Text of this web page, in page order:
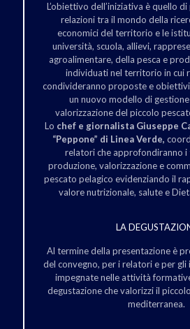
L’obiettivo dell’iniziativa è quello
relazioni tra il mondo della
economici del territorio e le
università, scuola, allievi,
agroalimentare, della pesca e
individuati nel territorio in cui
condivideranno proposte e
un nuovo modello di
valorizzazione del piccolo
Lo chef e giornalista Giuseppe
“Peppone” di Linea Verde,
relatori che approfondiranno i
produzione, valorizzazione e
pescato pelagico evidenziando il
valore nutrizionale, salute e
LA
Al termine della presentazione è
del convegno, per i relatori e per gli
impegnate nelle attività
degustazione che valorizzi il
mediterranea.